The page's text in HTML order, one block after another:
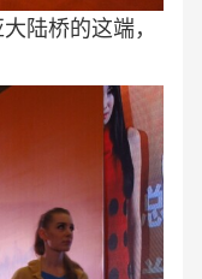
陆桥的这端，